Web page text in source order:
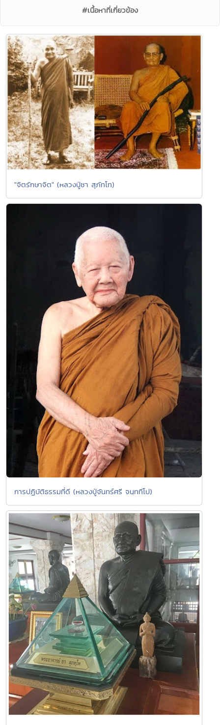
#เนื้อหาที่เกี่ยวข้อง
"จิตรักษาจิต" (หลวงปู่ชา สุภัทโท)
การปฏิบัติธรรมที่ดี (หลวงปู่จันทร์ศรี จนฺททีโป)